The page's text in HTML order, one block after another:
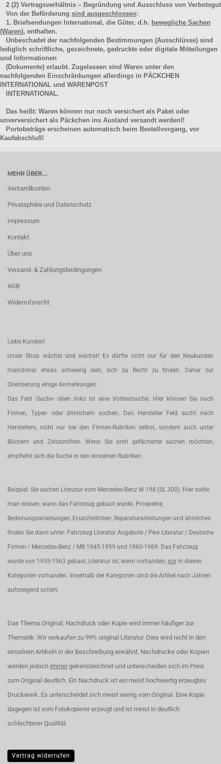
2 (2) Vertragsverhältnis – Begründung und Ausschluss von Verbotsgut
Von der Beförderung sind ausgeschlossen:
1. Briefsendungen International, die Güter, d.h. bewegliche Sachen
(Waren), enthalten.
Unbeschadet der nachfolgenden Bestimmungen (Ausschlüsse) sind
lediglich schriftliche, gezeichnete, gedruckte oder digitale Mitteilungen
und Informationen
(Dokumente) erlaubt. Zugelassen sind Waren unter den
nachfolgenden Einschränkungen allerdings in PÄCKCHEN
INTERNATIONAL und WARENPOST
INTERNATIONAL.
Das heißt: Waren können nur noch versichert als Paket oder
unverversichert als Päckchen ins Ausland versandt werden!!
Portobeträge erscheinen automatisch beim Bestellvorgang, vor
Kaufabschluß!
MEHR ÜBER...
Versandkosten
Privatsphäre und Datenschutz
Impressum
Kontakt
Über uns
Versand- & Zahlungsbedingungen
AGB
Widerrufsrecht
Liebe Kunden!
Unser Shop wächst und wächst! Es dürfte nicht nur für den Neukunden
manchmal etwas schwierig sein, sich zu Recht zu finden. Daher zur
Orientierung einige Anmerkungen:
Das Feld -Suche- oben links ist eine Volltextsuche. Hier können Sie nach
Firmen, Typen oder ähnlichem suchen. Das Hersteller Feld sucht nach
Herstellern, nicht nur bei den Firmen-Rubriken selbst, sondern auch unter
Büchern und Zeitschriften. Wenn Sie breit gefächerter suchen möchten,
empfiehlt sich die Suche in den einzelnen Rubriken.
Beispiel: Sie suchen Literatur vom Mercedes-Benz W 198 (SL 300). Hier sollte
man wissen, wann das Fahrzeug gebaut wurde. Prospekte,
Bedienungsanleitungen, Ersatzteillisten, Reparaturanleitungen und ähnliches
finden Sie dann unter: Fahrzeug Literatur Angebote / Pkw Literatur / Deutsche
Firmen / Mercedes-Benz / MB 1945-1959 und 1960-1969. Das Fahrzeug
wurde von 1955-1963 gebaut, Literatur ist, wenn vorhanden, nur in diesen
Kategorien vorhanden. Innerhalb der Kategorien sind die Artikel nach Jahren
aufsteigend sotiert.
Das Thema Original, Nachdruck oder Kopie wird immer häufiger zur
Thematik. Wir verkaufen zu 99% original Literatur. Dies wird nicht in den
einzelnen Artikeln in der Beschreibung erwähnt. Nachdrucke oder Kopien
werden jedoch immer gekennzeichnet und unterscheiden sich im Preis
zum Original deutlich. Ein Nachdruck ist ein meist hochwertig erzeugtes
Druckwerk. Es unterscheidet sich meist wenig vom Original. Eine Kopie
dagegen ist vom Fotokopierer erzeugt und ist meist in deutlich
schlechterer Qualität.
Vertrag widerrufen